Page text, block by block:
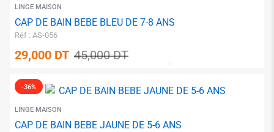
LINGE MAISON
CAP DE BAIN BEBE BLEU DE 7-8 ANS
Réf : AS-056
45,000DT
29,000 DT
-36%
LINGE MAISON
CAP DE BAIN BEBE JAUNE DE 5-6 ANS